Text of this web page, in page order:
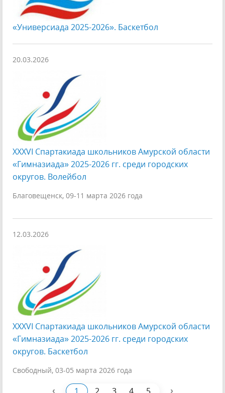
«Универсиада 2025-2026». Баскетбол
20.03.2026
XXXVI Спартакиада школьников Амурской области
«Гимназиада» 2025-2026 гг. среди городских
округов. Волейбол
Благовещенск, 09-11 марта 2026 года
12.03.2026
XXXVI Спартакиада школьников Амурской области
«Гимназиада» 2025-2026 гг. среди городских
округов. Баскетбол
Свободный, 03-05 марта 2026 года
‹ ›